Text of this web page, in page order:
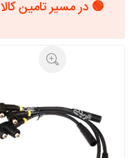
🟢 در مسیر تامین کالا